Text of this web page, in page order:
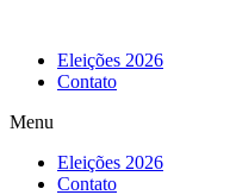
Eleições 2026
Contato
Menu
Eleições 2026
Contato